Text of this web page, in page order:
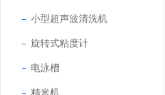
小型超声波清洗机
旋转式粘度计
电泳槽
精米机